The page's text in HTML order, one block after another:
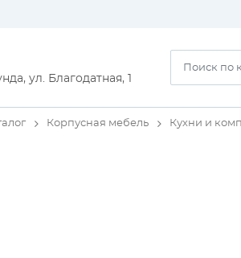
ул. Благодатная, 1
Корпусная мебель Кухни и